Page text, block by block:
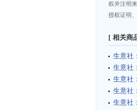
权并注明
授权证明
[ 相关商
生意社
生意社
生意社
生意社
生意社